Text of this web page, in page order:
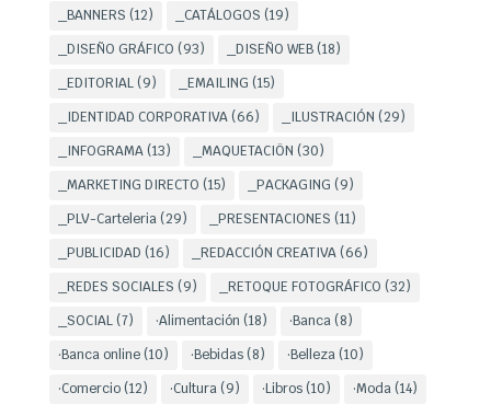
_BANNERS (12) _CATÁLOGOS (19)
_DISEÑO GRÁFICO (93) _DISEÑO WEB(18)
_EDITORIAL(9) _EMAILING (15)
_IDENTIDAD CORPORATIVA(66) _ILUSTRACIÓN (29)
_INFOGRAMA(13) _MAQUETACIÖN (30)
_MARKETING DIRECTO (15) _PACKAGING (9)
_PLV-Carteleria(29) _PRESENTACIONES (11)
_PUBLICIDAD (16) _REDACCIÓN CREATIVA(66)
_REDES SOCIALES (9) _RETOQUE FOTOGRÁFICO (32)
_SOCIAL(7) ·Alimentación (18) ·Banca(8)
·Banca online(10) ·Bebidas(8) ·Belleza(10)
·Comercio(12) ·Cultura(9) ·Libros(10) ·Moda(14)